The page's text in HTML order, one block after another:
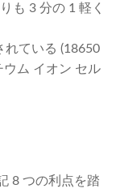
も 3 分の 1 軽く
れている (18650
ウム イオン セル
8 つの利点を踏